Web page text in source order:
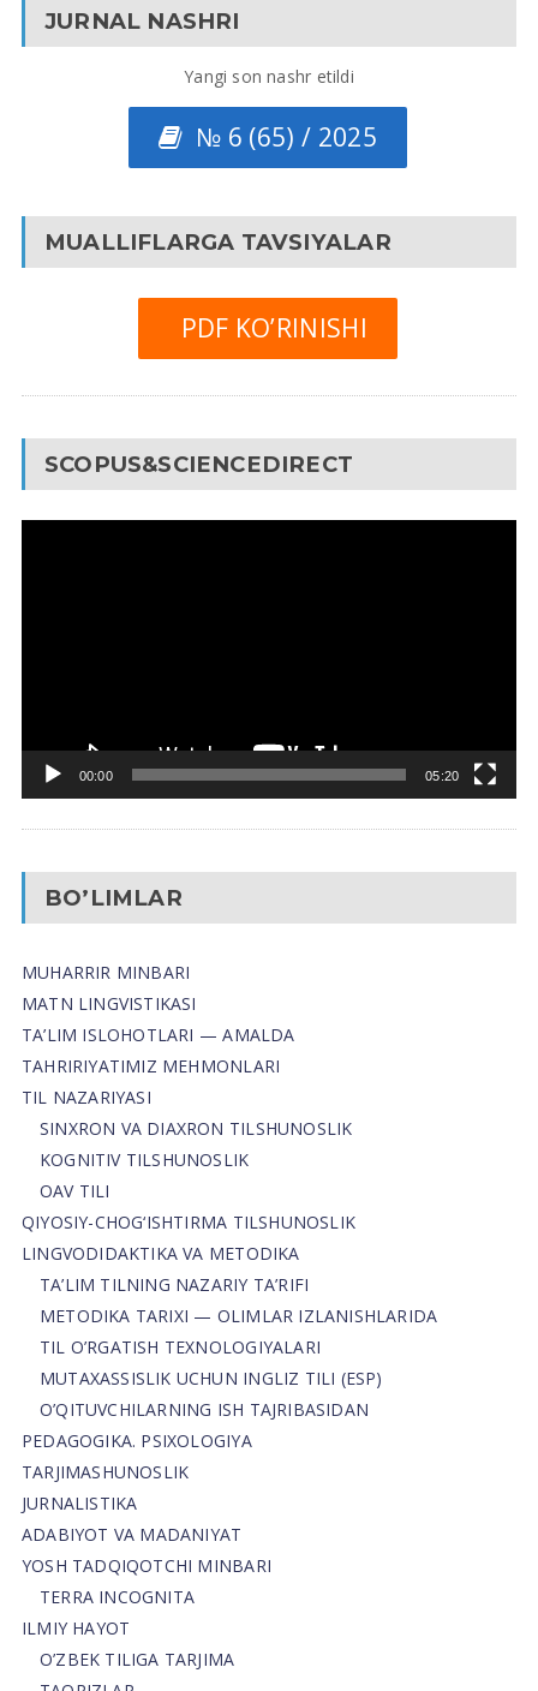
JURNAL NASHRI
Yangi son nashr etildi
№ 6 (65) / 2025
MUALLIFLARGA TAVSIYALAR
PDF KO’RINISHI
SCOPUS&SCIENCEDIRECT
00:00 05:20
BO’LIMLAR
MUHARRIR MINBARI
MATN LINGVISTIKASI
TA’LIM ISLOHOTLARI — AMALDA
TAHRIRIYATIMIZ MEHMONLARI
TIL NAZARIYASI
SINXRON VA DIAXRON TILSHUNOSLIK
KOGNITIV TILSHUNOSLIK
OAV TILI
QIYOSIY-CHOG‘ISHTIRMA TILSHUNOSLIK
LINGVODIDAKTIKA VA METODIKA
TA’LIM TILNING NAZARIY TA’RIFI
METODIKA TARIXI — OLIMLAR IZLANISHLARIDA
TIL O’RGATISH TEXNOLOGIYALARI
MUTAXASSISLIK UCHUN INGLIZ TILI (ESP)
O’QITUVCHILARNING ISH TAJRIBASIDAN
PEDAGOGIKA. PSIXOLOGIYA
TARJIMASHUNOSLIK
JURNALISTIKA
ADABIYOT VA MADANIYAT
YOSH TADQIQOTCHI MINBARI
TERRA INCOGNITA
ILMIY HAYOT
O’ZBEK TILIGA TARJIMA